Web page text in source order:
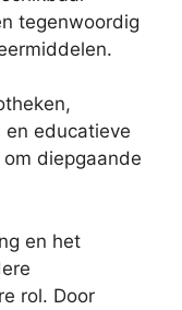
tegenwoordig
educatieve
om diepgaande
en het
rol. Door